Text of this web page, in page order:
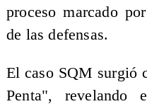
proceso marcado
de las defensas.
El caso SQM surgió
Penta", revelando